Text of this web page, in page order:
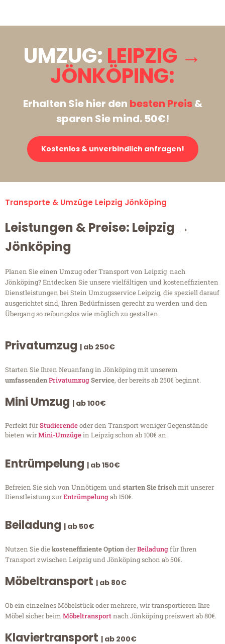
UMZUG: LEIPZIG →
JÖNKÖPING:
Erhalten Sie hier den besten Preis&
sparen Sie mind. 50€!
Kostenlos & unverbindlich anfragen!
Transporte & Umzüge Leipzig Jönköping
Leistungen & Preise: Leipzig →
Jönköping
Planen Sie einen Umzug oder Transport von Leipzig nach
Jönköping? Entdecken Sie unsere vielfältigen und kosteneffizienten
Dienstleistungen bei Stein Umzugsservice Leipzig, die speziell darauf
ausgerichtet sind, Ihren Bedürfnissen gerecht zu werden und den
Übergang so reibungslos wie möglich zu gestalten.
Privatumzug | ab 250€
Starten Sie Ihren Neuanfang in Jönköping mit unserem
umfassendenPrivatumzugService, der bereits ab 250€ beginnt.
Mini Umzug | ab 100€
Perfekt fürStudierendeoder den Transport weniger Gegenstände
bieten wirMini-Umzügein Leipzig schon ab 100€ an.
Entrümpelung | ab 150€
Befreien Sie sich von Unnötigem undstarten Sie frischmit unserer
Dienstleistung zurEntrümpelungab 150€.
Beiladung | ab 50€
Nutzen Sie diekosteneffiziente OptionderBeiladungfür Ihren
Transport zwischen Leipzig und Jönköping schon ab 50€.
Möbeltransport | ab 80€
Ob ein einzelnes Möbelstück oder mehrere, wir transportieren Ihre
Möbel sicher beim Möbeltransportnach Jönköping preiswert ab 80€.
Klaviertransport | ab 200€